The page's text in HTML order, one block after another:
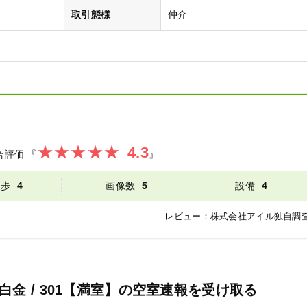
取引態様 仲介
評価 『 4.3』
4 画像数 5 設備 4
レビュー： 株式会社アイル独自調
/ 301【満室】の空室速報を受け取る